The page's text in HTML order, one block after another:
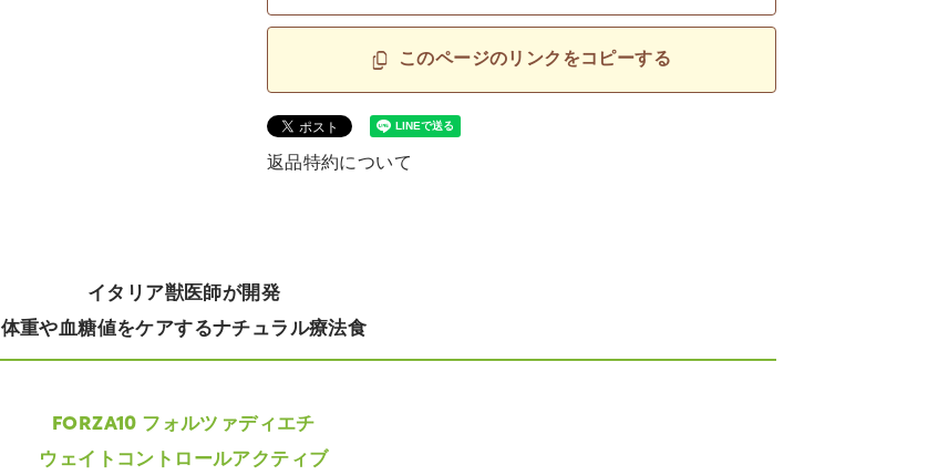
このページのリンクをコピーする
返品特約について
イタリア獣医師が開発
体重や血糖値をケアするナチュラル療法食
FORZA10 フォルツァディエチ
ウェイトコントロールアクティブ